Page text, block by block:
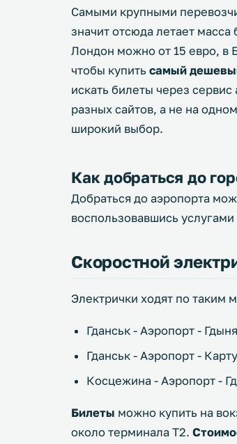
Самыми крупными
значит отсюда летает
Лондон можно от 15 евро, в
чтобы купить самый
искать билеты через
разных сайтов, а не на
широкий выбор.
Как добраться до
Добраться до аэропорта
воспользовавшись
Скоростной
Электрички ходят по таким
Гданськ - Аэропорт -
Гданськ - Аэропорт -
Косцежина - Аэропорт -
Билеты можно купить на
около терминала T2.